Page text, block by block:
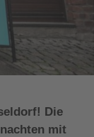
Die
mit